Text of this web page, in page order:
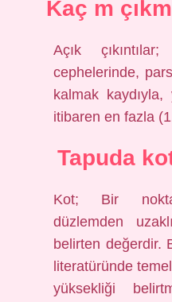
Kaç m
Açık
cephelerinde,
kalmak kaydıyla,
itibaren en fazla
Tapuda
Kot; Bir
düzlemden
belirten değerdir.
literatüründe
yüksekliği